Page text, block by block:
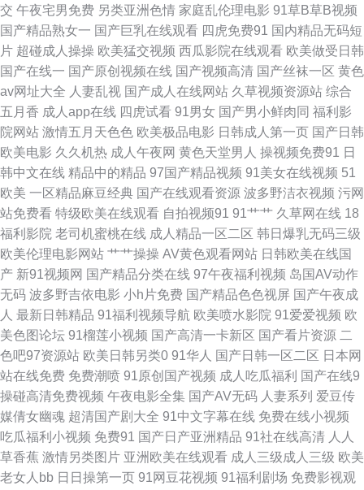
欧美日韩人妻交换 91精选视频 9i免费看片 欧美精品成人一 最近在线观 老湿
机网午夜 又污又爽又 91拍拍视频 欧美精品日韩亚洲 最近中文在线 美国色色
XX 影院超清私人家庭影院 精品乱伦中文国产 亚洲日本精品宅男 国产真实强
奷 亚洲97色se 国产欧美偷日韩 婷婷五月花成人 国产午夜高清无 午夜AV剧
场 国产盗撮视频在线观看 日韩在线视频专区免费 大地资源在 日本少妇无码
一区视频 操人妻影院 青草伊人 超碰夫妻 人人网登录首页官网 沉迷游戏无法
自拔 清纯小美女主播 AV音影先锋 欧美午夜性春猛交 91国产白浆 美女视频
一区 展厅设计 久久丝袜一区二区三区 一区欧美日韩精品孕妇 精品+在线播放
亚洲天堂青 国产在线视频a 午夜在线网站免费观看 亚洲欧美另类自拍偷拍 麻
豆午夜剧场 中国在线播放 久热这里只有精品 在线播 精品视频在线一区 亚洲
一级视频 黑丝91视频 亚洲国产最新 国产微拍 亚洲高清中文 国产亚洲精品自
亚洲gv 国产欧美日韩免费不卡 污污的网站在线观看 国产精品八戒碰 神马影
交 午夜宅男免费 另类亚洲色情 家庭乱伦理电影 91草B草B视频
国产精品熟女一 国产巨乳在线观看 四虎免费91 国内精品无码短
片 超碰成人操操 欧美猛交视频 西瓜影院在线观看 欧美做受日韩
国产在线一 国产原创视频在线 国产视频高清 国产丝袜一区 黄色
av网址大全 人妻乱视 国产成人在线网站 久草视频资源站 综合
五月香 成人app在线 四虎试看 91男女 国产男小鲜肉同 福利影
院网站 激情五月天色色 欧美极品电影 日韩成人第一页 国产日韩
欧美电影 久久机热 成人午夜网 黄色天堂男人 操视频免费91 日
韩中文在线 精品中的精品 97国产精品视频 91美女在线视频 51
欧美 一区精品麻豆经典 国产在线观看资源 波多野洁衣视频 污网
站免费看 特级欧美在线观看 自拍视频91 91艹艹 久草网在线 18
福利影院 老司机蜜桃在线 成人精品一区二区 韩日爆乳无码三级
欧美伦理电影网站 艹艹操操 AV黄色观看网站 日韩欧美在线国
产 新91视频网 国产精品分类在线 97午夜福利视频 岛国AV动作
无码 波多野吉依电影 小h片免费 国产精品色色视屏 国产午夜成
人 最新日韩精品 91福利视频导航 欧美喷水影院 91爱爱视频 欧
美色图论坛 91榴莲小视频 国产高清一卡新区 国产看片资源 二
色吧97资源站 欧美日韩另类0 91华人 国产日韩一区二区 日本网
站在线免费 免费潮喷 91原创国产视频 成人吃瓜福利 国产在线9
操碰高清免费视频 午夜电影全集 国产AV无码 人妻系列 爱豆传
媒倩女幽魂 超清国产剧大全 91中文字幕在线 免费在线小视频
吃瓜福利小视频 免费91 国产日产亚洲精品 91社在线高清 人人
草香蕉 激情另类图片 亚洲欧美在线观看 成人三级成人三级 欧美
老女人bb 日日操第一页 91网豆花视频 91福利剧场 免费影视观